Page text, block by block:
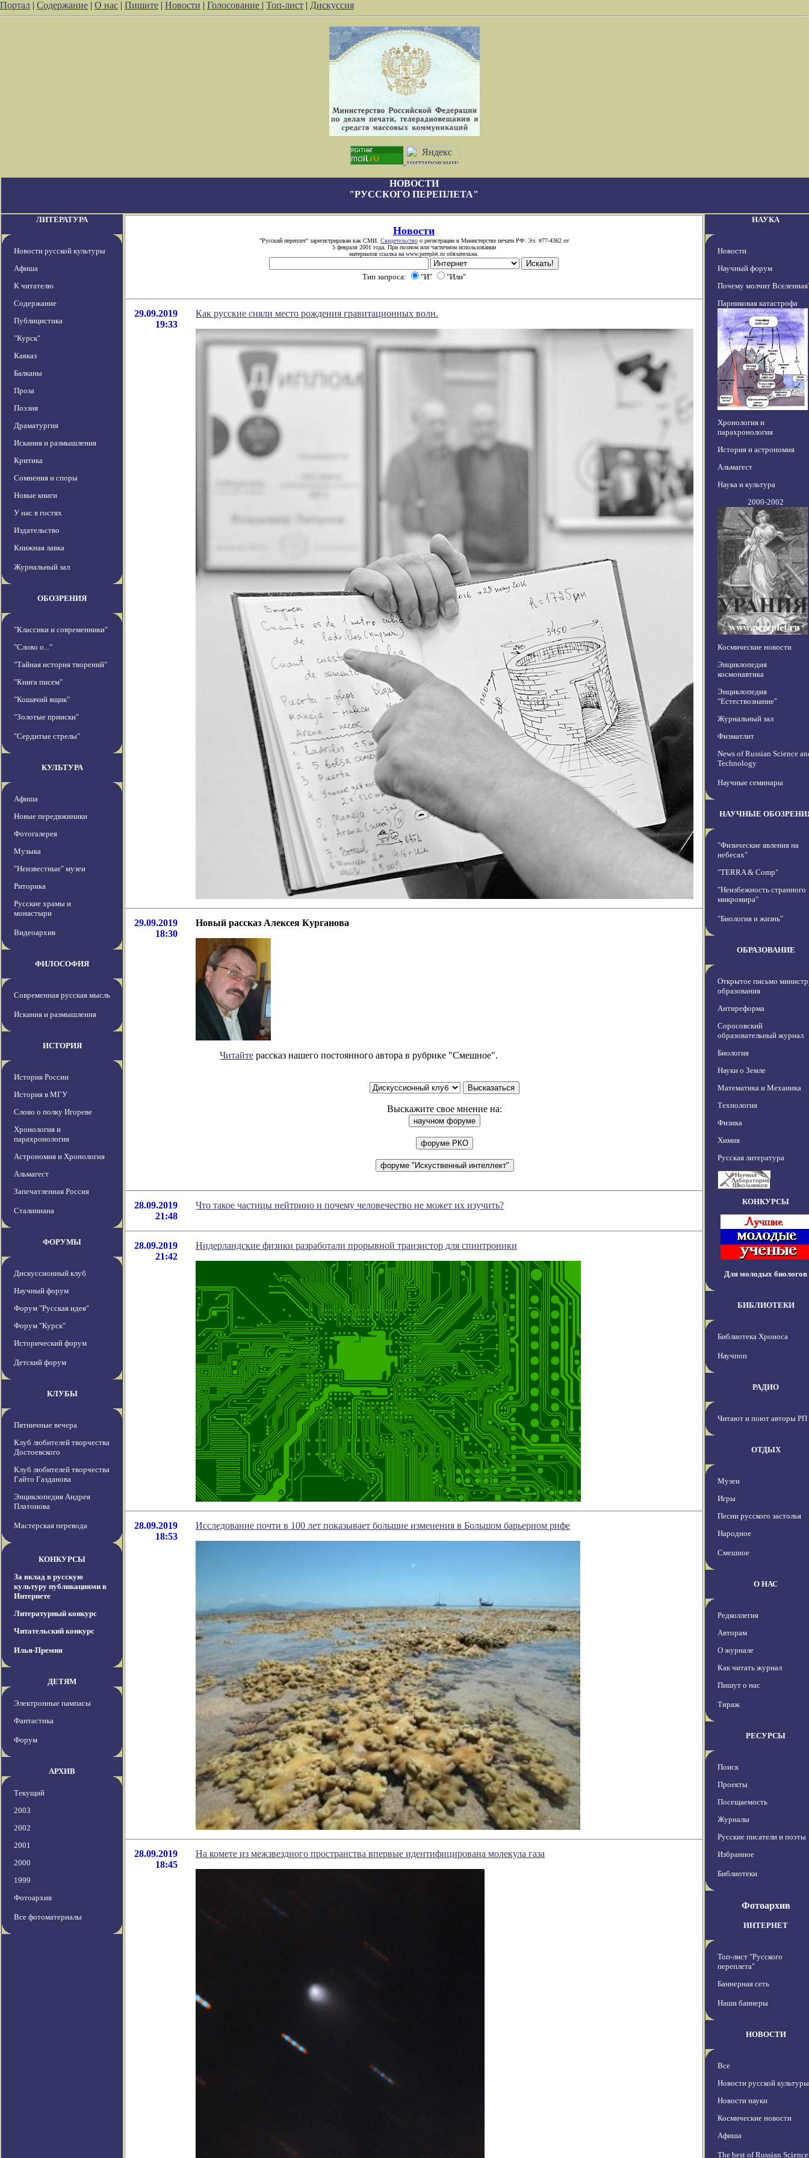
Портал | Содержание | О нас | Пишите | Новости | Голосование | Топ-лист | Дискуссия
НОВОСТИ
"РУССКОГО ПЕРЕПЛЕТА"
ЛИТЕРАТУРА
Новости русской культуры
Афиша
К читателю
Содержание
Публицистика
"Курск"
Кавказ
Балканы
Проза
Поэзия
Драматургия
Искания и размышления
Критика
Сомнения и споры
Новые книги
У нас в гостях
Издательство
Книжная лавка
Журнальный зал
ОБОЗРЕНИЯ
"Классики и современники"
"Слово о..."
"Тайная история творений"
"Книга писем"
"Кошачий ящик"
"Золотые прииски"
"Сердитые стрелы"
КУЛЬТУРА
Афиша
Новые передвжиники
Фотогалерея
Музыка
"Неизвестные" музеи
Риторика
Русские храмы и
монастыри
Видеоархив
ФИЛОСОФИЯ
Современная русская мысль
Искания и размышления
ИСТОРИЯ
История России
История в МГУ
Слово о полку Игореве
Хронология и
парахронология
Астрономия и Хронология
Альмагест
Запечатленная Россия
Сталиниана
ФОРУМЫ
Дискуссионный клуб
Научный форум
Форум "Русская идея"
Форум "Курск"
Исторический форум
Детский форум
КЛУБЫ
Пятничные вечера
Клуб любителей творчества
Достоевского
Клуб любителей творчества
Гайто Газданова
Энциклопедия Андрея
Платонова
Мастерская перевода
КОНКУРСЫ
За вклад в русскую
культуру публикациями в
Интернете
Литературный конкурс
Читательский конкурс
Илья-Премия
ДЕТЯМ
Электронные пампасы
Фантастика
Форум
АРХИВ
Текущий
2003
2002
2001
2000
1999
Фотоархив
Все фотоматериалы
Новости
"Русский переплет" зарегистрирован как СМИ. Свидетельствоо регистрации в Министерстве печати РФ: Эл. #77-4362 от
5 февраля 2001 года. При полном или частичном использовании
материалов ссылка на www.pereplet.ru обязательна.
Тип запроса: "И" "Или"
29.09.2019
19:33
Как русские сняли место рождения гравитационных волн.
29.09.2019
18:30
Новый рассказ Алексея Курганова
Читайте рассказ нашего постоянного автора в рубрике "Смешное".
Выскажите свое мнение на:
28.09.2019
21:48
Что такое частицы нейтрино и почему человечество не может их изучить?
28.09.2019
21:42
Нидерландские физики разработали прорывной транзистор для спинтроники
28.09.2019
18:53
Исследование почти в 100 лет показывает большие изменения в Большом барьерном рифе
28.09.2019
18:45
На комете из межзвездного пространства впервые идентифицирована молекула газа
НАУКА
Новости
Научный форум
Почему молчит
Парниковая катастрофа
Хронология и
парахронология
История и астрономия
Альмагест
Наука и культура
2000-2002
Космические новости
Энциклопедия
космонавтика
Энциклопедия
"Естествознание"
Журнальный зал
Физматлит
News of Russian Science
Technology
Научные семинары
НАУЧНЫЕ
"Физические явления на
небесах"
"TERRA & Comp"
"Неизбежность странного
микромира"
"Биология и жизнь"
ОБРАЗОВАНИЕ
Открытое письмо
образования
Антиреформа
Соросовский
образовательный журнал
Биология
Науки о Земле
Математика и Механика
Технология
Физика
Химия
Русская литература
КОНКУРСЫ
Для молодых биологов
БИБЛИОТЕКИ
Библиотека Хроноса
Научпоп
РАДИО
Читают и поют авторы РП
ОТДЫХ
Музеи
Игры
Песни русского застолья
Народное
Смешное
О НАС
Редколлегия
Авторам
О журнале
Как читать журнал
Пишут о нас
Тираж
РЕСУРСЫ
Поиск
Проекты
Посещаемость
Журналы
Русские писатели и поэты
Избранное
Библиотеки
Фотоархив
ИНТЕРНЕТ
Топ-лист "Русского
переплета"
Баннерная сеть
Наши баннеры
НОВОСТИ
Все
Новости русской культуры
Новости науки
Космические новости
Афиша
The best of Russian Science